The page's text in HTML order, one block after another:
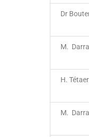
Dr
M.
H.
M.